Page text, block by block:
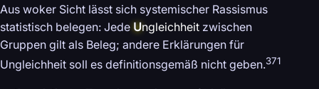
Aus woker Sicht lässt sich systemischer Rassismus
statistisch belegen: Jede Ungleichheit zwischen
Gruppen gilt als Beleg; andere Erklärungen für
Ungleichheit soll es definitionsgemäß nicht geben.371